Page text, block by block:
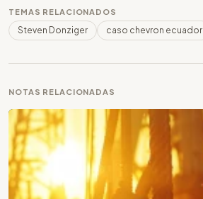
TEMAS RELACIONADOS
Steven Donziger caso chevron ecuador
NOTAS RELACIONADAS